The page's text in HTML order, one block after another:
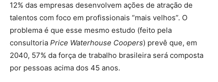
12% das empresas desenvolvem ações de atração de
talentos com foco em profissionais “mais velhos”. O
problema é que esse mesmo estudo (feito pela
consultoria Price Waterhouse Coopers) prevê que, em
2040, 57% da força de trabalho brasileira será composta
por pessoas acima dos 45 anos.